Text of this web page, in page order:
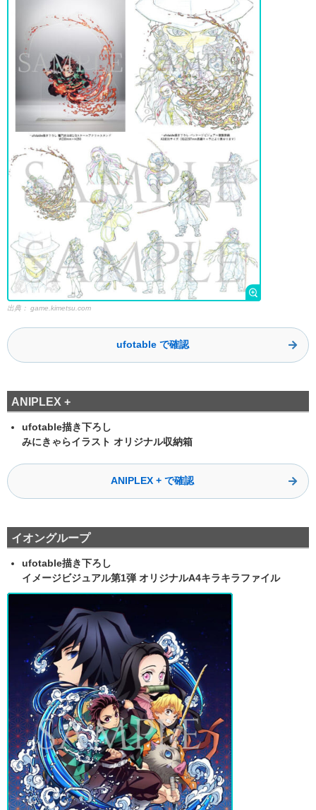
出典： game.kimetsu.com
ufotable で確認
ANIPLEX +
ufotable描き下ろし
みにきゃらイラスト オリジナル収納箱
ANIPLEX + で確認
イオングループ
ufotable描き下ろし
イメージビジュアル第1弾 オリジナルA4キラキラファイル